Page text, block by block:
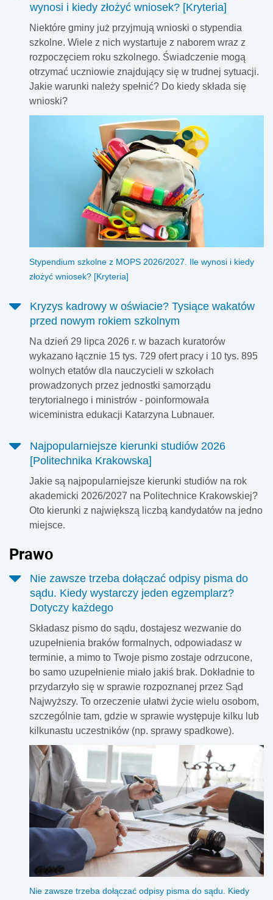
wynosi i kiedy złożyć wniosek? [Kryteria]
Niektóre gminy już przyjmują wnioski o stypendia
szkolne. Wiele z nich wystartuje z naborem wraz z
rozpoczęciem roku szkolnego. Świadczenie mogą
otrzymać uczniowie znajdujący się w trudnej sytuacji.
Jakie warunki należy spełnić? Do kiedy składa się
wnioski?
Stypendium szkolne z MOPS 2026/2027. Ile wynosi i kiedy
złożyć wniosek? [Kryteria]
Kryzys kadrowy w oświacie? Tysiące wakatów
przed nowym rokiem szkolnym
Na dzień 29 lipca 2026 r. w bazach kuratorów
wykazano łącznie 15 tys. 729 ofert pracy i 10 tys. 895
wolnych etatów dla nauczycieli w szkołach
prowadzonych przez jednostki samorządu
terytorialnego i ministrów - poinformowała
wiceministra edukacji Katarzyna Lubnauer.
Najpopularniejsze kierunki studiów 2026
[Politechnika Krakowska]
Jakie są najpopularniejsze kierunki studiów na rok
akademicki 2026/2027 na Politechnice Krakowskiej?
Oto kierunki z największą liczbą kandydatów na jedno
miejsce.
Prawo
Nie zawsze trzeba dołączać odpisy pisma do
sądu. Kiedy wystarczy jeden egzemplarz?
Dotyczy każdego
Składasz pismo do sądu, dostajesz wezwanie do
uzupełnienia braków formalnych, odpowiadasz w
terminie, a mimo to Twoje pismo zostaje odrzucone,
bo samo uzupełnienie miało jakiś brak. Dokładnie to
przydarzyło się w sprawie rozpoznanej przez Sąd
Najwyższy. To orzeczenie ułatwi życie wielu osobom,
szczególnie tam, gdzie w sprawie występuje kilku lub
kilkunastu uczestników (np. sprawy spadkowe).
Nie zawsze trzeba dołączać odpisy pisma do sądu. Kiedy